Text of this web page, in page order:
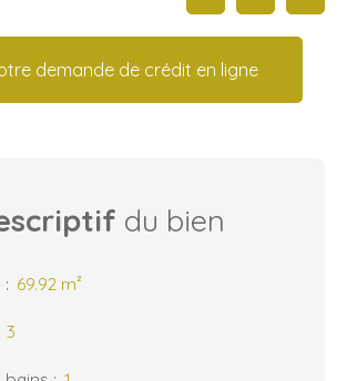
demande de crédit en ligne
du bien
: 69.92 m²
3